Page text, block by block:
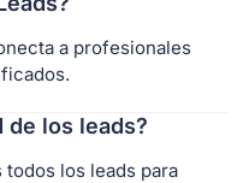
a profesionales
de los leads?
los leads para